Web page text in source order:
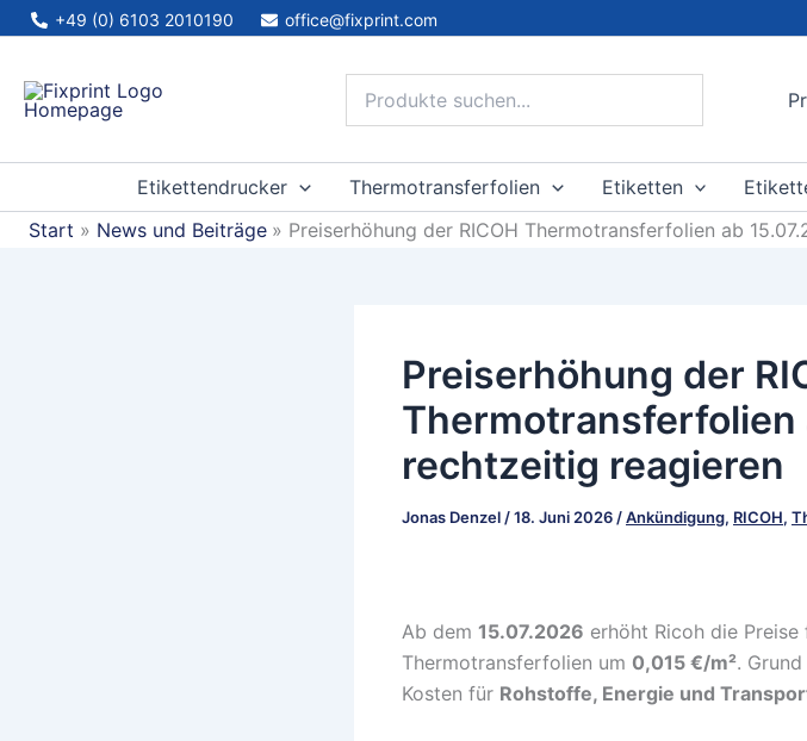
Zum
springen
+49 (0) 6103 2010190 office@fixprint.com
Etikettendrucker Thermotransferfolien Etiketten
Start
News und Beiträge Preiserhöhung der RICOH Thermotransferfolien ab
Preiserhöhung der
Thermotransferfolien
rechtzeitig reagieren
Jonas Denzel /18. Juni 2026 /Ankündigung, RICOH,
Ab dem 15.07.2026 erhöht Ricoh die
Thermotransferfolien um 0,015 €/m².
Kosten für Rohstoffe, Energie und